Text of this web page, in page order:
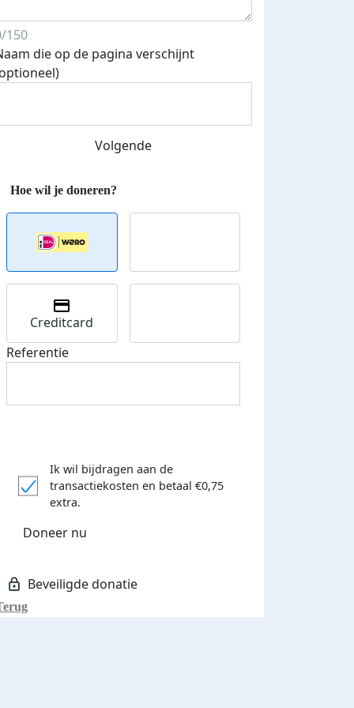
150
die op de pagina verschijnt
Volgende
Creditcard
Referentie
Ik wil bijdragen aan de
transactiekosten en betaal €0,75
extra.
Doneer nu